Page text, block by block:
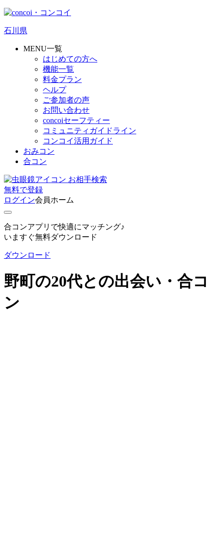
石川県
MENU一覧
はじめての方へ
機能一覧
料金プラン
ヘルプ
ご参加者の声
お問い合わせ
concoiセーフティー
コミュニティガイドライン
コンコイ活用ガイド
おみコン
合コン
お相手検索
無料で登録
ログイン会員ホーム
合コンアプリで快適にマッチング♪
いますぐ無料ダウンロード
ダウンロード
野町の20代との出会い・合コ
ン